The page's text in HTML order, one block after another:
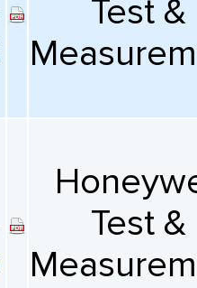
Test &
Test &